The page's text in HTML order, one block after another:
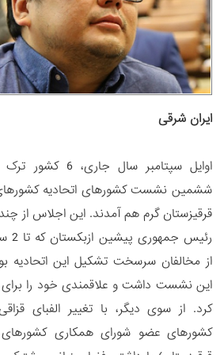
ایران شرقی
اوایل سپتامبر
ششمین نشست کشورهای اتحادیه
قرقیزستان گرم هم آمدند. این اجلاس از
از مخالفان سرسخت تشکیل این اتحادیه
این نشست داشت و علاقمندی خود را برای
کرد. از سوی دیگر، با تغییر الفبای
کشورهای عضو شورای همکاری کشورهای